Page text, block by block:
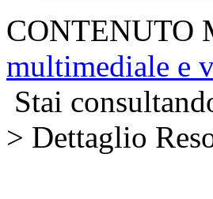
multimediale e
Stai
> Dettaglio